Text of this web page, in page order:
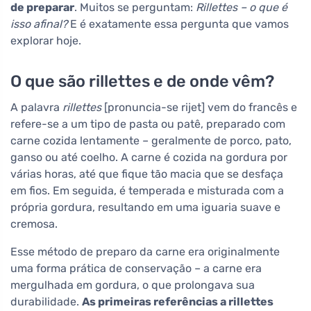
de preparar. Muitos se perguntam: Rillettes – o que é
isso afinal?E é exatamente essa pergunta que vamos
explorar hoje.
O que são rillettes e de onde vêm?
A palavra rillettes[pronuncia-se rijet] vem do francês e
refere-se a um tipo de pasta ou patê, preparado com
carne cozida lentamente – geralmente de porco, pato,
ganso ou até coelho. A carne é cozida na gordura por
várias horas, até que fique tão macia que se desfaça
em fios. Em seguida, é temperada e misturada com a
própria gordura, resultando em uma iguaria suave e
cremosa.
Esse método de preparo da carne era originalmente
uma forma prática de conservação – a carne era
mergulhada em gordura, o que prolongava sua
durabilidade. As primeiras referências a rillettes